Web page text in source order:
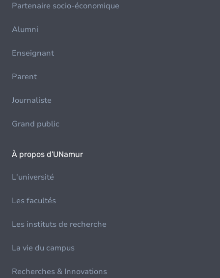
Partenaire socio-économique
Alumni
Enseignant
Parent
Journaliste
Grand public
À propos d'UNamur
L'université
Les facultés
Les instituts de recherche
La vie du campus
Recherches & Innovations